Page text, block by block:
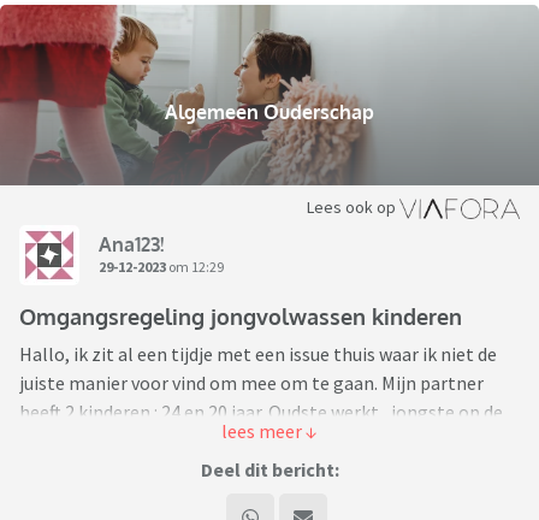
Algemeen Ouderschap
Lees ook op
Ana123!
29-12-2023 om 12:29
Omgangsregeling jongvolwassen kinderen
Hallo, ik zit al een tijdje met een issue thuis waar ik niet de
juiste manier voor vind om mee om te gaan. Mijn partner
heeft 2 kinderen : 24 en 20 jaar. Oudste werkt , jongste op de
hogeschool. Gezien de leeftijd van de kinderen willen wij de “
omgangsregeling “ aanpassen maar weten niet goed hoe dit
Deel dit bericht: